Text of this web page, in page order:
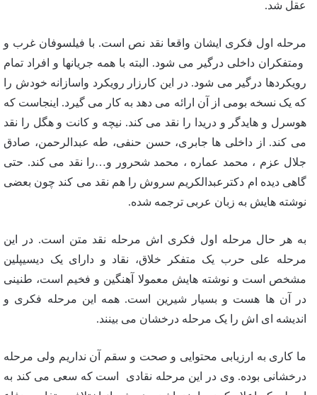
عقل شد.
مرحله اول فکری ایشان واقعا نقد نص است. با فیلسوفان غرب و
ومتفکران داخلی درگیر می شود. البته با همه جریانها و افراد تمام
رویکردها درگیر می شود. در این کارزار رویکرد واسازانه خودش را
که یک نسخه بومی از آن ارائه می دهد به کار می گیرد. اینجاست که
هوسرل و هایدگر و دریدا را نقد می کند. نیچه و کانت و هگل را نقد
می کند. از داخلی ها جابری، حسن حنفی، طه عبدالرحمن، صادق
جلال عزم ، محمد عماره ، محمد شحرور و…را نقد می کند. حتی
گاهی دیده ام دکترعبدالکریم سروش را هم نقد می کند چون بعضی
نوشته هایش به زبان عربی ترجمه شده.
به هر حال مرحله اول فکری اش مرحله نقد متن است. در این
مرحله علی حرب یک متفکر خلاق، نقاد و دارای یک دیسیپلین
مشخص است و نوشته هایش معمولا آهنگین و فخیم است، طنینی
در آن ها هست و بسیار شیرین است. همه این مرحله فکری و
اندیشه ای اش را یک مرحله درخشان می بینند.
ما کاری به ارزیابی محتوایی و صحت و سقم آن نداریم ولی مرحله
درخشانی بوده. وی در این مرحله نقادی است که سعی می کند به